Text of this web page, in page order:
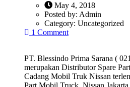
May 4, 2018
Posted by: Admin
Category: Uncategorized
1 Comment
PT. Blessindo Prima Sarana (
merupakan Distributor Spare
Cadang Mobil Truk Nissan
Part Mobil Truck Nissan